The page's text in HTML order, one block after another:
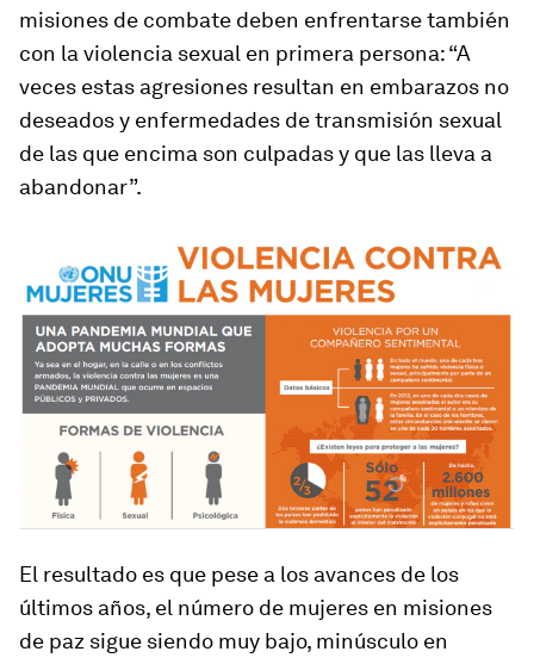
misiones de combate deben enfrentarse también
con la violencia sexual en primera persona: “A
veces estas agresiones resultan en embarazos no
deseados y enfermedades de transmisión sexual
de las que encima son culpadas y que las lleva a
abandonar”.
El resultado es que pese a los avances de los
últimos años, el número de mujeres en misiones
de paz sigue siendo muy bajo, minúsculo en